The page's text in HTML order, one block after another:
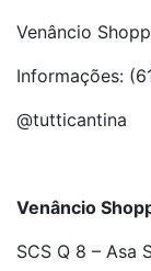
Venâncio
Informações:
@tutticantina
Venâncio
SCS Q 8 – Asa